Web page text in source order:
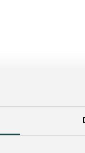
Met vestigingen
je postcode of